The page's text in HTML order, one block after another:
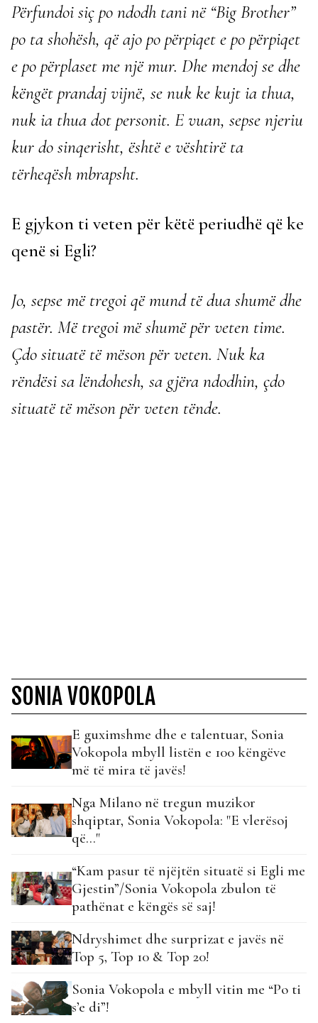
Përfundoi siç po ndodh tani në “Big Brother”
po ta shohësh, që ajo po përpiqet e po përpiqet
e po përplaset me një mur. Dhe mendoj se dhe
këngët prandaj vijnë, se nuk ke kujt ia thua,
nuk ia thua dot personit. E vuan, sepse njeriu
kur do sinqerisht, është e vështirë ta
tërheqësh mbrapsht.
E gjykon ti veten për këtë periudhë që ke
qenë si Egli?
Jo, sepse më tregoi që mund të dua shumë dhe
pastër. Më tregoi më shumë për veten time.
Çdo situatë të mëson për veten. Nuk ka
rëndësi sa lëndohesh, sa gjëra ndodhin, çdo
situatë të mëson për veten tënde.
SONIA VOKOPOLA
E guximshme dhe e talentuar, Sonia
Vokopola mbyll listën e 100 këngëve
më të mira të javës!
Nga Milano në tregun muzikor
shqiptar, Sonia Vokopola: "E vlerësoj
që..."
“Kam pasur të njëjtën situatë si Egli me
Gjestin”/Sonia Vokopola zbulon të
pathënat e këngës së saj!
Ndryshimet dhe surprizat e javës në
Top 5, Top 10 & Top 20!
Sonia Vokopola e mbyll vitin me “Po ti
s’e di”!